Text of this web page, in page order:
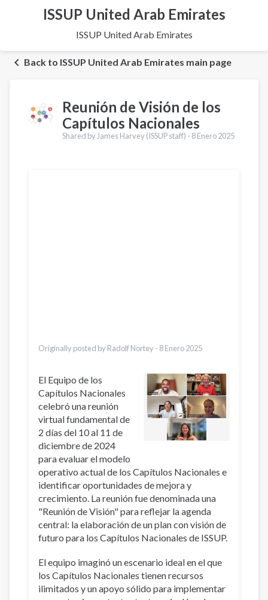
ISSUP United Arab Emirates
ISSUP United Arab Emirates
Back to ISSUP United Arab Emirates main page
Reunión de Visión de los
Capítulos Nacionales
Shared by James Harvey (ISSUP staff) - 8 Enero 2025
Originally posted by Radolf Nortey - 8 Enero 2025
El Equipo de los
Capítulos Nacionales
celebró una reunión
virtual fundamental de
2 días del 10 al 11 de
diciembre de 2024
para evaluar el modelo
operativo actual de los Capítulos Nacionales e
identificar oportunidades de mejora y
crecimiento. La reunión fue denominada una
"Reunión de Visión" para reflejar la agenda
central: la elaboración de un plan con visión de
futuro para los Capítulos Nacionales de ISSUP.
El equipo imaginó un escenario ideal en el que
los Capítulos Nacionales tienen recursos
ilimitados y un apoyo sólido para implementar